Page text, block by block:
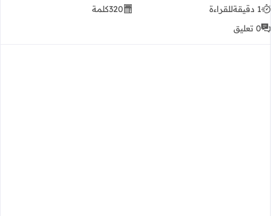
1 دقيقة
للقراءة 320كلمة
0 تعليق